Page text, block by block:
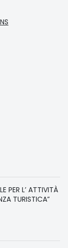
PER L’ ATTIVITÀ
TURISTICA”